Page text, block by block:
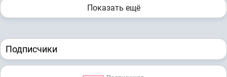
Показать ещё
Подписчики